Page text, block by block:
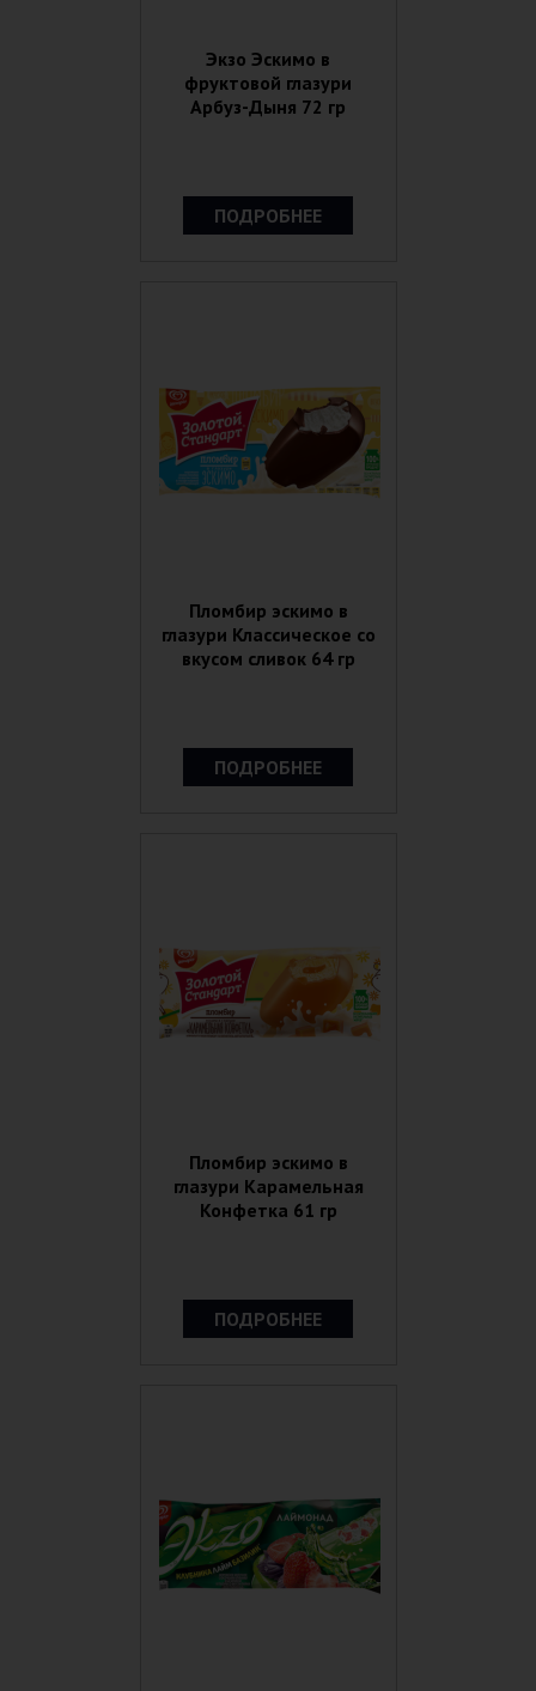
Экзо Эскимо в
фруктовой глазури
Арбуз-Дыня 72 гр
ПОДРОБНЕЕ
Пломбир эскимо в
глазури Классическое со
вкусом сливок 64 гр
ПОДРОБНЕЕ
Пломбир эскимо в
глазури Карамельная
Конфетка 61 гр
ПОДРОБНЕЕ